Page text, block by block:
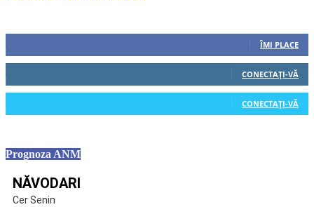
ÎMI PLACE
CONECTAȚI-VĂ
CONECTAȚI-VĂ
Prognoza ANM
NĂVODARI
Cer Senin